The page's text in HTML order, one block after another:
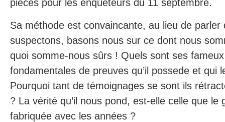
pièces pour les enqueteurs du 11 septembre.
Sa méthode est convaincante, au lieu de parler
suspectons, basons nous sur ce dont nous
quoi somme-nous sûrs ! Quels sont ses
fondamentales de preuves qu’il possede et qui
Pourquoi tant de témoignages se sont ils
? La vérité qu’il nous pond, est-elle celle que le
fabriquée avec les années ?